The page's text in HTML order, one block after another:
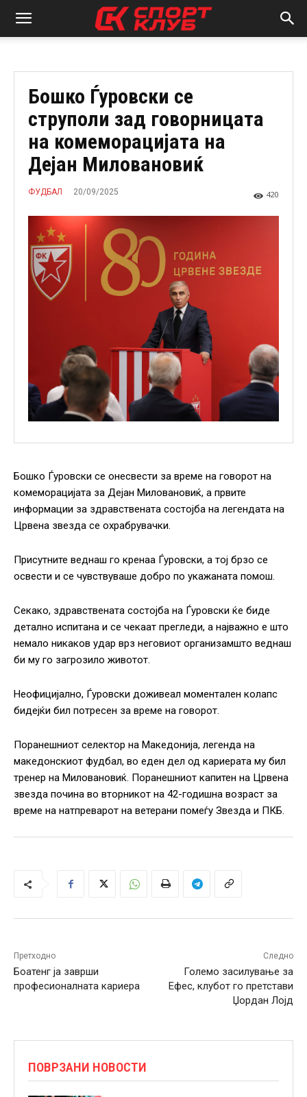
Бошко Ѓуровски се
струполи зад говорницата
на комеморацијата на
Дејан Миловановиќ
ФУДБАЛ 20/09/2025 420
Бошко Ѓуровски се онесвести за време на говорот на
комеморацијата за Дејан Миловановиќ, а првите
информации за здравствената состојба на легендата на
Црвена звезда се охрабрувачки.
Присутните веднаш го кренаа Ѓуровски, а тој брзо се
освести и се чувствуваше добро по укажаната помош.
Секако, здравствената состојба на Ѓуровски ќе биде
детално испитана и се чекаат прегледи, а најважно е што
немало никаков удар врз неговиот организамшто веднаш
би му го загрозило животот.
Неофицијално, Ѓуровски доживеал моментален колапс
бидејќи бил потресен за време на говорот.
Поранешниот селектор на Македонија, легенда на
македонскиот фудбал, во еден дел од кариерата му бил
тренер на Миловановиќ. Поранешниот капитен на Црвена
звезда почина во вторникот на 42-годишна возраст за
време на натпреварот на ветерани помеѓу Звезда и ПКБ.
Претходно
Боатенг ја заврши
професионалната кариера
Следно
Големо засилување за
Ефес, клубот го претстави
Џордан Лојд
ПОВРЗАНИ НОВОСТИ